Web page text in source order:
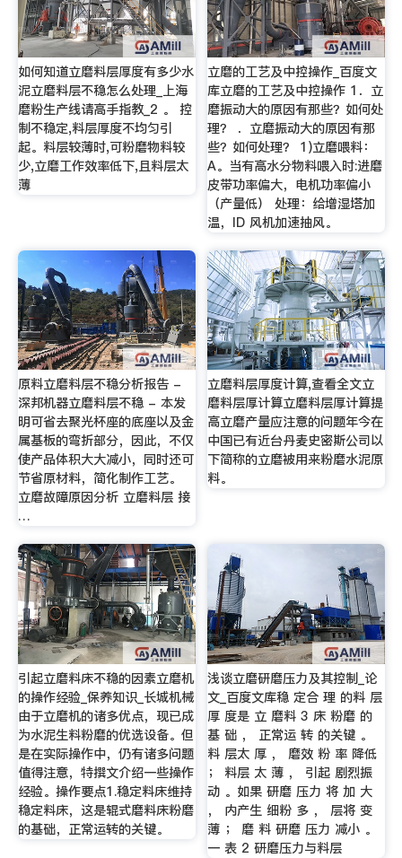
如何知道立磨料层厚度有多少水
泥立磨料层不稳怎么处理_上海
磨粉生产线请高手指教_2 。 控
制不稳定,料层厚度不均匀引
起。料层较薄时,可粉磨物料较
少,立磨工作效率低下,且料层太
薄
立磨的工艺及中控操作_百度文
库立磨的工艺及中控操作 1．立
磨振动大的原因有那些？如何处
理？ ．立磨振动大的原因有那
些？如何处理？ 1)立磨喂料：
A。当有高水分物料喂入时:进磨
皮带功率偏大，电机功率偏小
（产量低） 处理：给增湿塔加
温，ID 风机加速抽风。
原料立磨料层不稳分析报告 -
深邦机器立磨料层不稳 - 本发
明可省去聚光杯座的底座以及金
属基板的弯折部分，因此，不仅
使产品体积大大减小，同时还可
节省原材料，简化制作工艺。
立磨故障原因分析 立磨料层 接
…
立磨料层厚度计算,查看全文立
磨料层厚计算立磨料层厚计算提
高立磨产量应注意的问题年今在
中国已有近台丹麦史密斯公司以
下简称的立磨被用来粉磨水泥原
料。
引起立磨料床不稳的因素立磨机
的操作经验_保养知识_长城机械
由于立磨机的诸多优点，现已成
为水泥生料粉磨的优选设备。但
是在实际操作中，仍有诸多问题
值得注意，特撰文介绍一些操作
经验。操作要点1.稳定料床维持
稳定料床，这是辊式磨料床粉磨
的基础，正常运转的关键。
浅谈立磨研磨压力及其控制_论
文_百度文库稳 定合 理 的料 层
厚 度是 立 磨料 3 床 粉磨 的
基 础 ， 正常运 转 的关键 。
料 层太 厚 ， 磨效 粉 率 降低
； 料层 太 薄 ， 引起 剧烈振
动 。如果 研磨 压力 将 加 大
， 内产生 细粉 多 ， 层将 变
薄 ； 磨 料 研磨 压力 减小 。
一 表 2 研磨压力与料层